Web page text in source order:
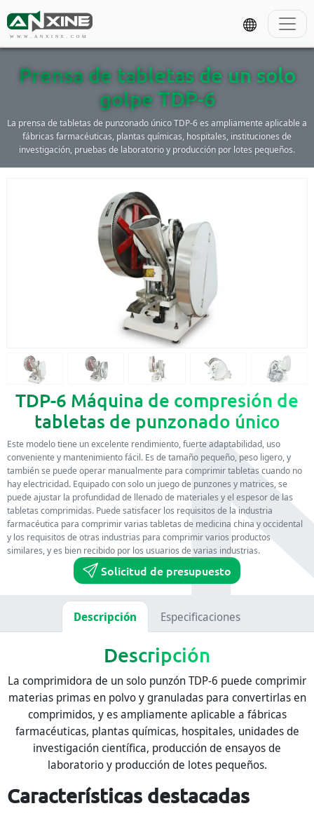
WWW.ANXINE.COM
Prensa de tabletas de un solo
golpe TDP-6
La prensa de tabletas de punzonado único TDP-6 es ampliamente aplicable a
fábricas farmacéuticas, plantas químicas, hospitales, instituciones de
investigación, pruebas de laboratorio y producción por lotes pequeños.
TDP-6 Máquina de compresión de
tabletas de punzonado único
Este modelo tiene un excelente rendimiento, fuerte adaptabilidad, uso
conveniente y mantenimiento fácil. Es de tamaño pequeño, peso ligero, y
también se puede operar manualmente para comprimir tabletas cuando no
hay electricidad. Equipado con solo un juego de punzones y matrices, se
puede ajustar la profundidad de llenado de materiales y el espesor de las
tabletas comprimidas. Puede satisfacer los requisitos de la industria
farmacéutica para comprimir varias tabletas de medicina china y occidental
y los requisitos de otras industrias para comprimir varios productos
similares, y es bien recibido por los usuarios de varias industrias.
Solicitud de presupuesto
Descripción Especificaciones
Descripción
La comprimidora de un solo punzón TDP-6 puede comprimir
materias primas en polvo y granuladas para convertirlas en
comprimidos, y es ampliamente aplicable a fábricas
farmacéuticas, plantas químicas, hospitales, unidades de
investigación científica, producción de ensayos de
laboratorio y producción de lotes pequeños.
Características destacadas